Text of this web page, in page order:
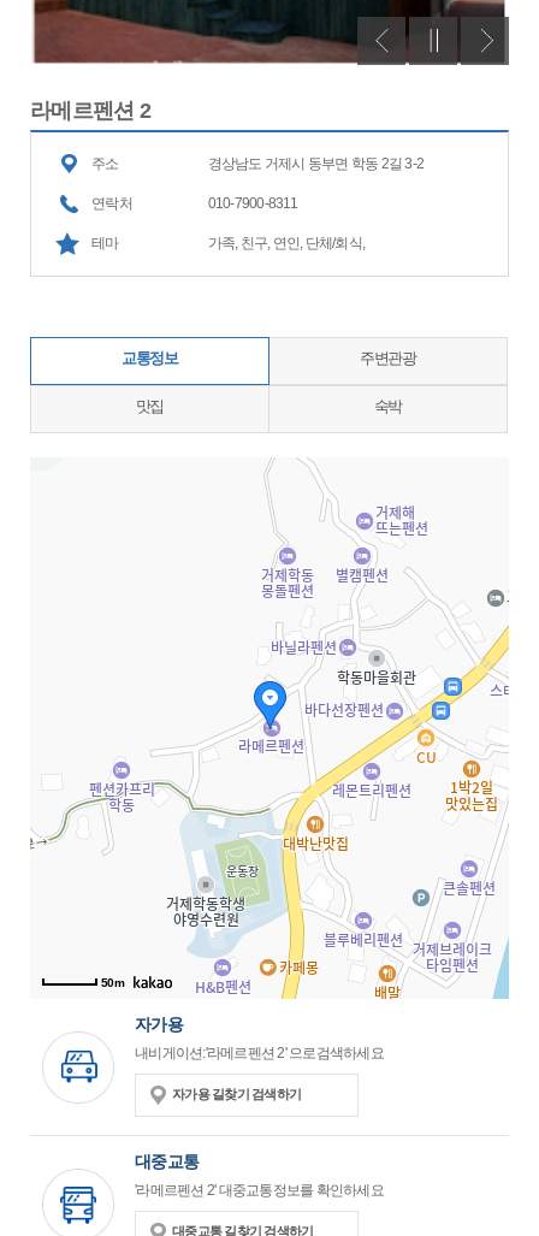
라메르펜션 2
주소 경상남도 거제시 동부면 학동 2길 3-2
연락처 010-7900-8311
테마 가족, 친구, 연인, 단체/회식,
교통정보 주변관광
맛집 숙박
50m
자가용
내비게이션:'라메르펜션 2' 으로검색하세요
자가용 길찾기 검색하기
대중교통
'라메르펜션 2' 대중교통정보를 확인하세요
대중교통 길찾기 검색하기